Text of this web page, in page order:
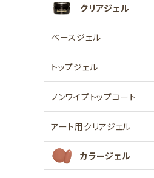
クリアジェル
ベースジェル
トップジェル
ノンワイプトップコート
アート用クリアジェル
カラージェル